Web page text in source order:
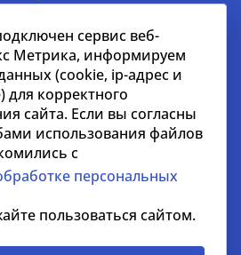
на странице, носит
и не является
материалов
сервис веб-
Метрика, информируем
(cookie, ip-адрес и
для корректного
сайта. Если вы согласны
использования файлов
с
персональных
пользоваться сайтом.